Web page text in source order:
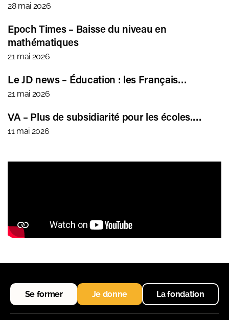
28 mai 2026
Epoch Times – Baisse du niveau en
mathématiques
21 mai 2026
Le JD news – Éducation : les Français…
21 mai 2026
VA – Plus de subsidiarité pour les écoles.…
11 mai 2026
Se former Je donne La fondation